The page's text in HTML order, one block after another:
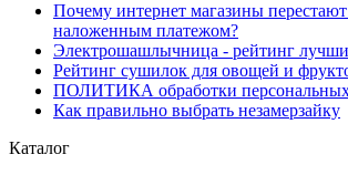
Почему интернет магазины перестают
наложенным платежом?
Электрошашлычница - рейтинг
Рейтинг сушилок для овощей и
ПОЛИТИКА обработки
Как правильно выбрать незамерзайку
Каталог